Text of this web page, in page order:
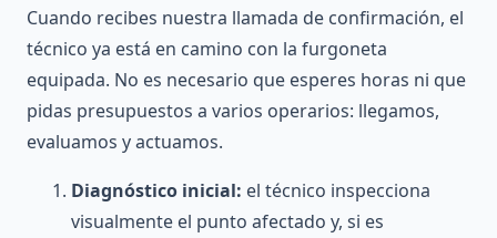
Cuando recibes nuestra llamada de confirmación, el
técnico ya está en camino con la furgoneta
equipada. No es necesario que esperes horas ni que
pidas presupuestos a varios operarios: llegamos,
evaluamos y actuamos.
Diagnóstico inicial: el técnico inspecciona
visualmente el punto afectado y, si es